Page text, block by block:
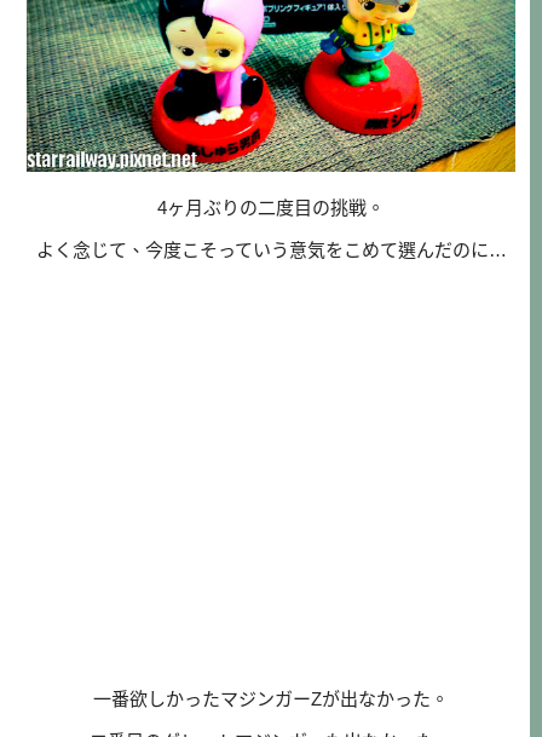
4ヶ月ぶりの二度目の挑戦。
よく念じて、今度こそっていう意気をこめて選んだのに…
一番欲しかったマジンガーZが出なかった。